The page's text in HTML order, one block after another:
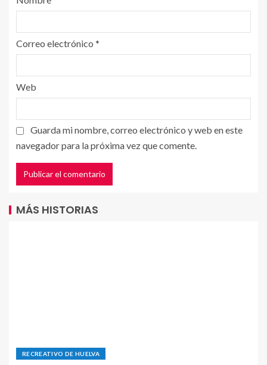
Correo electrónico *
Web
Guarda mi nombre, correo electrónico y web en este
navegador para la próxima vez que comente.
MÁS HISTORIAS
RECREATIVO DE HUELVA